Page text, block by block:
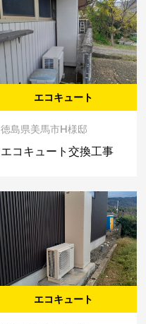
エコキュート
徳島県美馬市H様邸
エコキュート交換工事
エコキュート